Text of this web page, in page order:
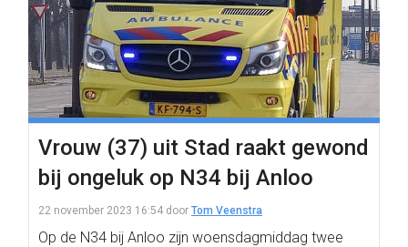
Vrouw (37) uit Stad raakt gewond
bij ongeluk op N34 bij Anloo
22 november 2023 16:54 door Tom Veenstra
Op de N34 bij Anloo zijn woensdagmiddag twee